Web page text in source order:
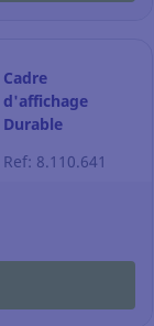
Cadre
d'affichage
Durable
+ porte-stylo - A4
Ref: 8.110.641